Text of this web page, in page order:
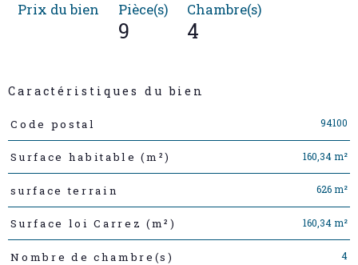
Prix du bien Pièce(s)
9
Chambre(s)
4
Caractéristiques du bien
Caractéristiques Valeurs
Code postal 94100
Surface habitable (m²) 160,34 m²
surface terrain 626 m²
Surface loi Carrez (m²) 160,34 m²
Nombre de chambre(s) 4